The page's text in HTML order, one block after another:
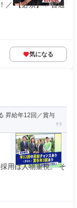
／ 【必須】 ✅普通
気になる
昇給年12回／賞与
用は人物重視。 そ